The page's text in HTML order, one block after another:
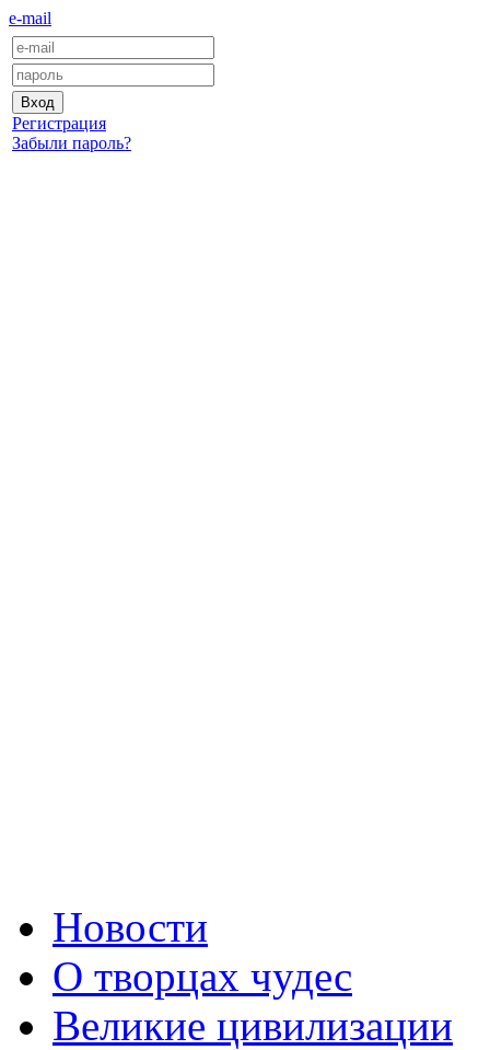
e-mail
Регистрация
Забыли пароль?
Новости
О творцах чудес
Великие цивилизации